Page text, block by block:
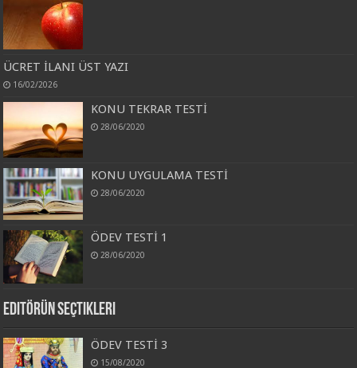
ÜCRET İLANI ÜST YAZI
16/02/2026
KONU TEKRAR TESTİ
28/06/2020
KONU UYGULAMA TESTİ
28/06/2020
ÖDEV TESTİ 1
28/06/2020
Editörün Seçtikleri
ÖDEV TESTİ 3
15/08/2020